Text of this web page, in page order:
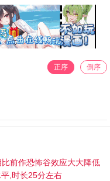
正序 倒序
前作恐怖谷效应大大降低
,时长25分左右